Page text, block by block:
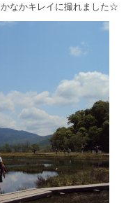
かなかキレイに撮れました☆